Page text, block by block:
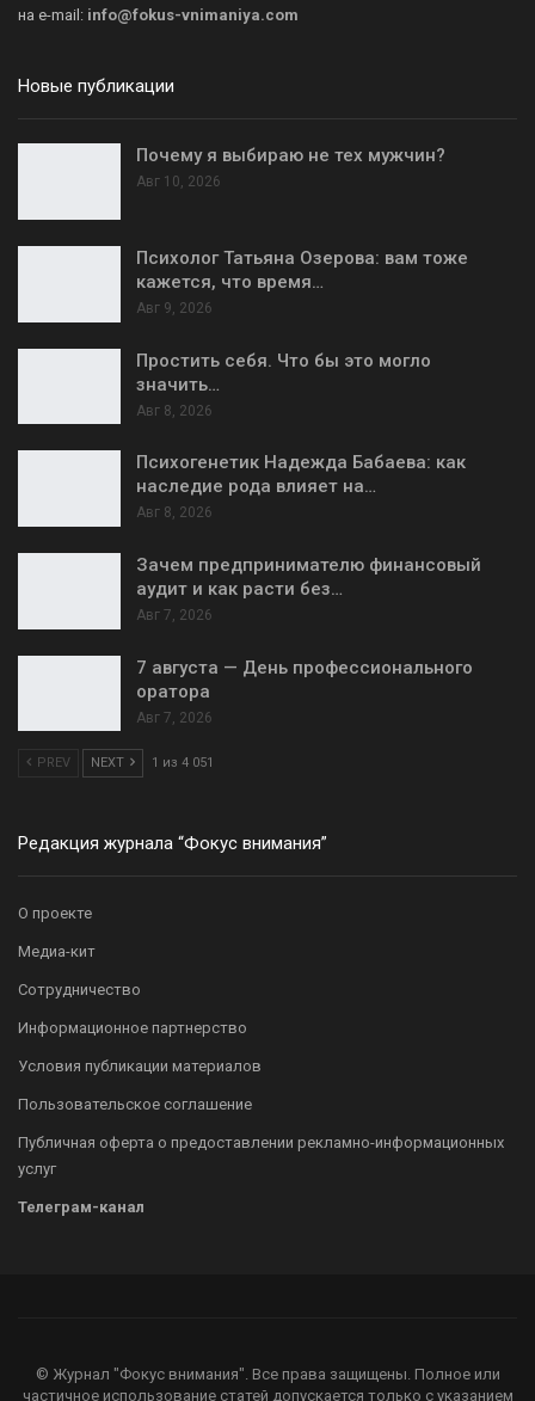
на e-mail: info@fokus-vnimaniya.com
Новые публикации
Почему я выбираю не тех мужчин?
Авг 10, 2026
Психолог Татьяна Озерова: вам тоже
кажется, что время…
Авг 9, 2026
Простить себя. Что бы это могло
значить…
Авг 8, 2026
Психогенетик Надежда Бабаева: как
наследие рода влияет на…
Авг 8, 2026
Зачем предпринимателю финансовый
аудит и как расти без…
Авг 7, 2026
7 августа — День профессионального
оратора
Авг 7, 2026
PREV NEXT 1 из 4 051
Редакция журнала “Фокус внимания”
О проекте
Медиа-кит
Сотрудничество
Информационное партнерство
Условия публикации материалов
Пользовательское соглашение
Публичная оферта о предоставлении рекламно-информационных
услуг
Телеграм-канал
© Журнал "Фокус внимания". Все права защищены. Полное или
частичное использование статей допускается только с указанием